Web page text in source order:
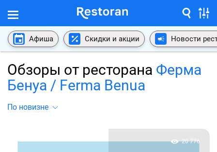
Афиша Скидки и акции Новости
Обзоры от ресторана Ферма
Бенуа / Ferma Benua
По новизне
20 776